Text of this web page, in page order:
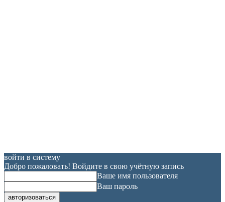
войти в систему
Добро пожаловать! Войдите в свою учётную запись
Ваше имя пользователя
Ваш пароль